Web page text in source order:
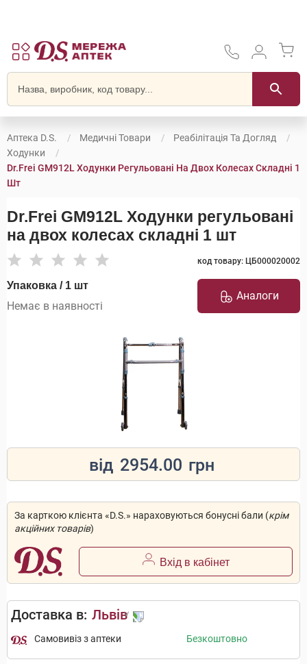
Аптека D.S. Медичні Товари
Реабілітація Та Догляд
Ходунки
Dr.Frei GM912L Ходунки Регульовані На Двох Колесах Складні 1
Шт
Dr.Frei GM912L Ходунки регульовані
на двох колесах складні 1 шт
код товару: ЦБ000020002
Упаковка / 1 шт
Немає в наявності
Аналоги
від 2954.00 грн
За карткою клієнта «D.S.» нараховуються бонусні бали (крім
акційних товарів)
Вхід в кабінет
Доставка в: Львів
Самовивіз з аптеки Безкоштовно